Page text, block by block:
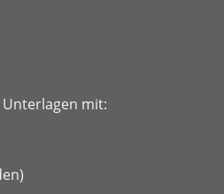
Unterlagen mit: